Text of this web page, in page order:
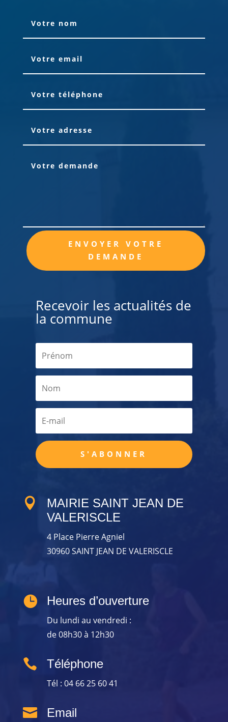
ENVOYER VOTRE
DEMANDE
Alternative:
Recevoir les actualités de
la commune
S'ABONNER

MAIRIE SAINT JEAN DE
VALERISCLE
4 Place Pierre Agniel
30960 SAINT JEAN DE VALERISCLE
 Heures d’ouverture
Du lundi au vendredi :
de 08h30 à 12h30
 Téléphone
Tél : 04 66 25 60 41
 Email